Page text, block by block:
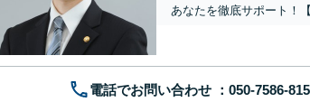
あなたを徹底サポート！
電話でお問い合わせ